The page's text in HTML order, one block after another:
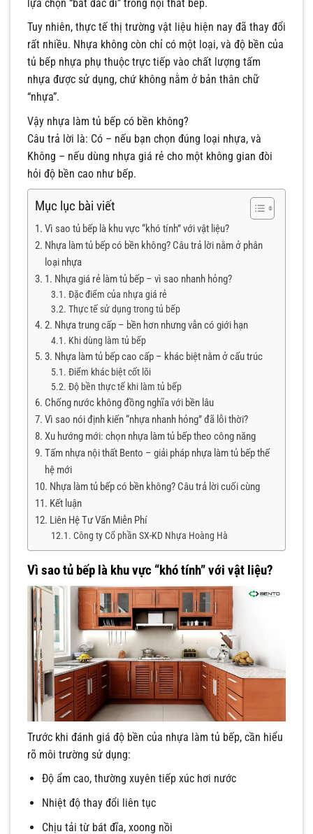
lựa chọn “bất đắc dĩ” trong nội thất bếp.
Tuy nhiên, thực tế thị trường vật liệu hiện nay đã thay đổi
rất nhiều. Nhựa không còn chỉ có một loại, và độ bền của
tủ bếp nhựa phụ thuộc trực tiếp vào chất lượng tấm
nhựa được sử dụng, chứ không nằm ở bản thân chữ
“nhựa”.
Vậy nhựa làm tủ bếp có bền không?
Câu trả lời là: Có – nếu bạn chọn đúng loại nhựa, và
Không – nếu dùng nhựa giá rẻ cho một không gian đòi
hỏi độ bền cao như bếp.
Mục lục bài viết
Vì sao tủ bếp là khu vực “khó tính” với vật liệu?
Nhựa làm tủ bếp có bền không? Câu trả lời nằm ở phân
loại nhựa
1. Nhựa giá rẻ làm tủ bếp – vì sao nhanh hỏng?
Đặc điểm của nhựa giá rẻ
Thực tế sử dụng trong tủ bếp
2. Nhựa trung cấp – bền hơn nhưng vẫn có giới hạn
Khi dùng làm tủ bếp
3. Nhựa làm tủ bếp cao cấp – khác biệt nằm ở cấu trúc
Điểm khác biệt cốt lõi
Độ bền thực tế khi làm tủ bếp
Chống nước không đồng nghĩa với bền lâu
Vì sao nói định kiến “nhựa nhanh hỏng” đã lỗi thời?
Xu hướng mới: chọn nhựa làm tủ bếp theo công năng
Tấm nhựa nội thất Bento – giải pháp nhựa làm tủ bếp thế
hệ mới
Nhựa làm tủ bếp có bền không? Câu trả lời cuối cùng
Kết luận
Liên Hệ Tư Vấn Miễn Phí
Công ty Cổ phần SX-KD Nhựa Hoàng Hà
Vì sao tủ bếp là khu vực “khó tính” với vật liệu?
Trước khi đánh giá độ bền của nhựa làm tủ bếp, cần hiểu
rõ môi trường sử dụng:
Độ ẩm cao, thường xuyên tiếp xúc hơi nước
Nhiệt độ thay đổi liên tục
Chịu tải từ bát đĩa, xoong nồi